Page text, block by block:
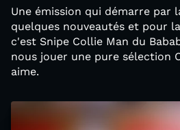
Une émission qui démarre par
quelques nouveautés et pour
c'est Snipe Collie Man du
nous jouer une pure sélection
aime.